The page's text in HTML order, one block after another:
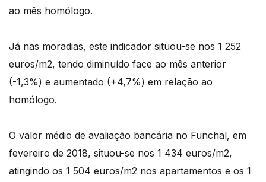
ao mês homólogo.
Já nas moradias, este indicador situou-se nos 1 252
euros/m2, tendo diminuído face ao mês anterior
(-1,3%) e aumentado (+4,7%) em relação ao
homólogo.
O valor médio de avaliação bancária no Funchal, em
fevereiro de 2018, situou-se nos 1 434 euros/m2,
atingindo os 1 504 euros/m2 nos apartamentos e os 1